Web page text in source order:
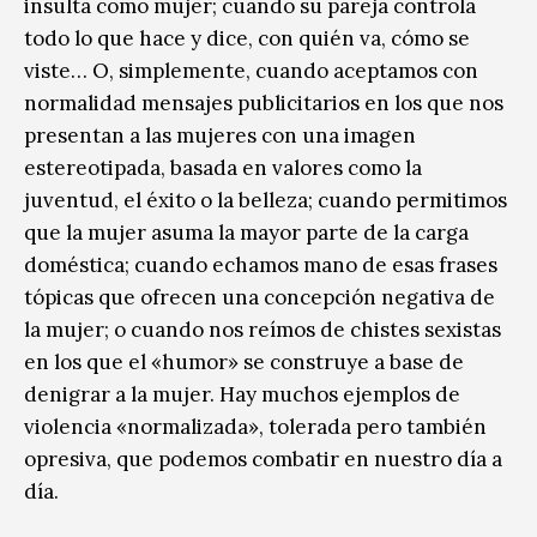
insulta como mujer; cuando su pareja controla
todo lo que hace y dice, con quién va, cómo se
viste… O, simplemente, cuando aceptamos con
normalidad mensajes publicitarios en los que nos
presentan a las mujeres con una imagen
estereotipada, basada en valores como la
juventud, el éxito o la belleza; cuando permitimos
que la mujer asuma la mayor parte de la carga
doméstica; cuando echamos mano de esas frases
tópicas que ofrecen una concepción negativa de
la mujer; o cuando nos reímos de chistes sexistas
en los que el «humor» se construye a base de
denigrar a la mujer. Hay muchos ejemplos de
violencia «normalizada», tolerada pero también
opresiva, que podemos combatir en nuestro día a
día.